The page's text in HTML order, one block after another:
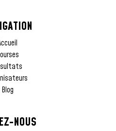
Blog
NOUS